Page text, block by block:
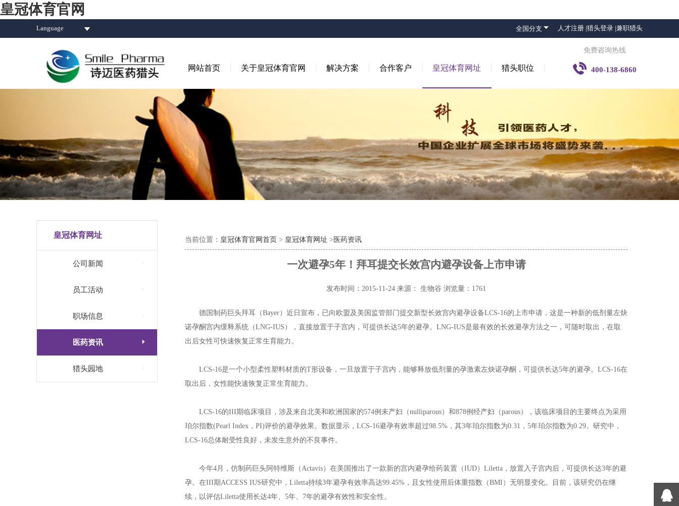
皇冠体育官网
Language 全国分支  人才注册 |猎头登录 |兼职猎头
网站首页 关于皇冠体育官网 解决方案 合作客户 皇冠体育网址 猎头职位
免费咨询热线
 400-138-6860
皇冠体育网址
公司新闻
员工活动
职场信息
医药资讯 
猎头园地
当前位置： 皇冠体育官网首页 > 皇冠体育网址 > 医药资讯
一次避孕5年！拜耳提交长效宫内避孕设备上市申请
发布时间：2015-11-24 来源： 生物谷 浏览量：1761
德国制药巨头拜耳（Bayer）近日宣布，已向欧盟及美国监管部门提交新型长效宫内避孕设备LCS-16的上市申请，这是一种新的低剂量左炔
诺孕酮宫内缓释系统（LNG-IUS），直接放置于子宫内，可提供长达5年的避孕。LNG-IUS是最有效的长效避孕方法之一，可随时取出，在取
出后女性可快速恢复正常生育能力。
LCS-16是一个小型柔性塑料材质的T形设备，一旦放置于子宫内，能够释放低剂量的孕激素左炔诺孕酮，可提供长达5年的避孕。LCS-16在
取出后，女性能快速恢复正常生育能力。
LCS-16的III期临床项目，涉及来自北美和欧洲国家的574例未产妇（nulliparous）和878例经产妇（parous），该临床项目的主要终点为采用
珀尔指数(Pearl Index，PI)评价的避孕效果。数据显示，LCS-16避孕有效率超过98.5%，其3年珀尔指数为0.31，5年珀尔指数为0.29。研究中，
LCS-16总体耐受性良好，未发生意外的不良事件。
今年4月，仿制药巨头阿特维斯（Actavis）在美国推出了一款新的宫内避孕给药装置（IUD）Liletta，放置入子宫内后，可提供长达3年的避
孕。在III期ACCESS IUS研究中，Liletta持续3年避孕有效率高达99.45%，且女性使用后体重指数（BMI）无明显变化。目前，该研究仍在继
续，以评估Liletta使用长达4年、5年、7年的避孕有效性和安全性。